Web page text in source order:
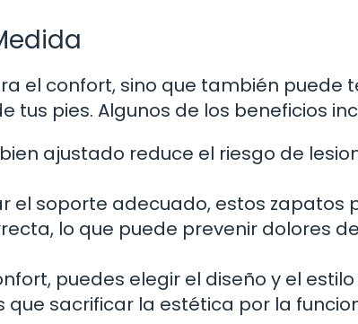
el confort, sino que también puede
pies. Algunos de los beneficios
ajustado reduce el riesgo de
el soporte adecuado, estos zapatos
lo que puede prevenir dolores
puedes elegir el diseño y el
sacrificar la estética por la